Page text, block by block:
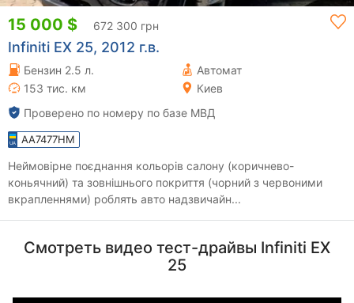
15 000 $ 672 300 грн
Infiniti EX 25, 2012 г.в.
Бензин 2.5 л.
Автомат
153 тис. км
Киев
Проверено по номеру по базе МВД
AA7477HM
Неймовірне поєднання кольорів салону (коричнево-
коньячний) та зовнішнього покриття (чорний з червоними
вкрапленнями) роблять авто надзвичайн...
Смотреть видео тест-драйвы Infiniti EX
25